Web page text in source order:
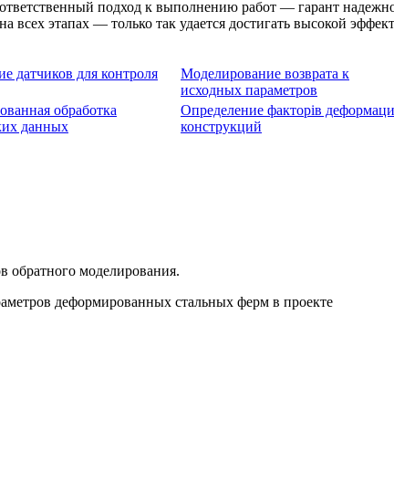
подход к выполнению работ — гарант
этапах — только так удается достигать высокой
датчиков для контроля
Моделирование возврата к
исходных параметров
обработка
данных
Определение факторів
конструкций
обратного моделирования.